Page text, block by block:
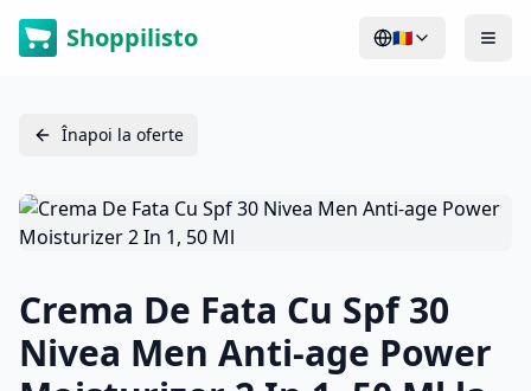
Shoppilisto 🇷🇴
Înapoi la oferte
Crema De Fata Cu Spf 30
Nivea Men Anti-age Power